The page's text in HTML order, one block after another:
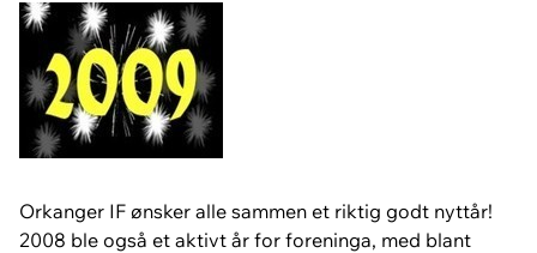
Orkanger IF ønsker alle sammen et riktig godt nyttår!
2008 ble også et aktivt år for foreninga, med blant